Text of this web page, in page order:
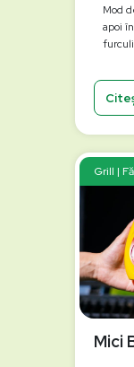
Mod
apoi
Grill |
Mici